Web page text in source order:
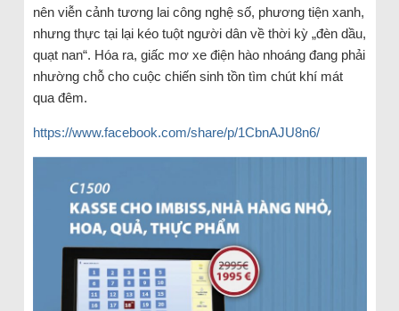
nên viễn cảnh tương lai công nghệ số, phương tiện xanh,
nhưng thực tại lại kéo tuột người dân về thời kỳ „đèn dầu,
quạt nan“. Hóa ra, giấc mơ xe điện hào nhoáng đang phải
nhường chỗ cho cuộc chiến sinh tồn tìm chút khí mát
qua đêm.
https://www.facebook.com/share/p/1CbnAJU8n6/